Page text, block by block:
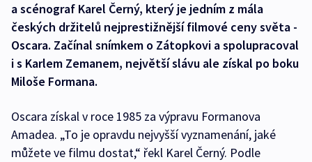
a scénograf Karel Černý, který je jedním z mála
českých držitelů nejprestižnější filmové ceny světa -
Oscara. Začínal snímkem o Zátopkovi a spolupracoval
i s Karlem Zemanem, největší slávu ale získal po boku
Miloše Formana.
Oscara získal v roce 1985 za výpravu Formanova
Amadea. „To je opravdu nejvyšší vyznamenání, jaké
můžete ve filmu dostat,“ řekl Karel Černý. Podle